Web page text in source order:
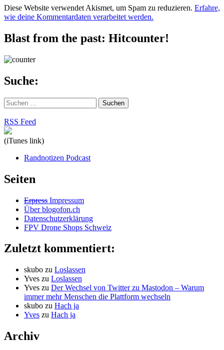
Diese Website verwendet Akismet, um Spam zu reduzieren. Erfahre,
wie deine Kommentardaten verarbeitet werden.
Blast from the past: Hitcounter!
Suche:
Suchen
nach:
RSS Feed
(iTunes link)
Randnotizen Podcast
Seiten
Erpress Impressum
Über blogofon.ch
Datenschutzerklärung
FPV Drone Shops Schweiz
Zuletzt kommentiert:
skubo zu Loslassen
Yves zu Loslassen
Yves zu Der Wechsel von Twitter zu Mastodon – Warum
immer mehr Menschen die Plattform wechseln
skubo zu Hach ja
Yves zu Hach ja
Archiv